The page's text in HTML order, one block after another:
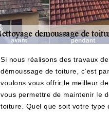
Si nous réalisons des travaux
démoussage de toiture, c’est
voulons vous offrir le meilleur
vous permettre de maintenir le
toiture. Quel que soit votre type